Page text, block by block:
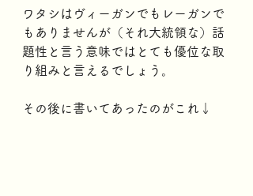
ワタシはヴィーガンでもレーガンで
もありませんが（それ大統領な）話
題性と言う意味ではとても優位な取
り組みと言えるでしょう。
その後に書いてあったのがこれ↓